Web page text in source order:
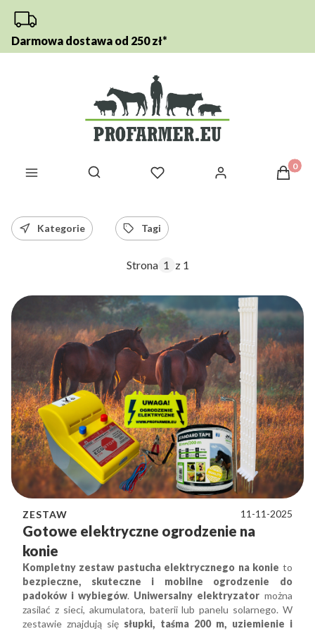
Darmowa dostawa od 250 zł*
Otwórz wyszukiwarkę
Kategorie Tagi
Strona z 1
ZESTAW 11-11-2025
Gotowe elektryczne ogrodzenie na
konie
Kompletny zestaw pastucha elektrycznego na konie to
bezpieczne, skuteczne i mobilne ogrodzenie do
padoków i wybiegów. Uniwersalny elektryzator można
zasilać z sieci, akumulatora, baterii lub panelu solarnego. W
zestawie znajdują się słupki, taśma 200 m, uziemienie i